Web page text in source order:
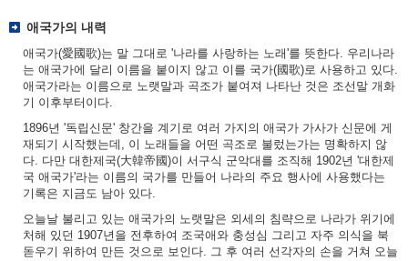
애국가의 내력
애국가(愛國歌)는 말 그대로 '나라를 사랑하는 노래'를 뜻한다. 우리나라
는 애국가에 달리 이름을 붙이지 않고 이를 국가(國歌)로 사용하고 있다.
애국가라는 이름으로 노랫말과 곡조가 붙여져 나타난 것은 조선말 개화
기 이후부터이다.
1896년 '독립신문' 창간을 계기로 여러 가지의 애국가 가사가 신문에 게
재되기 시작했는데, 이 노래들을 어떤 곡조로 불렀는가는 명확하지 않
다. 다만 대한제국(大韓帝國)이 서구식 군악대를 조직해 1902년 '대한제
국 애국가'라는 이름의 국가를 만들어 나라의 주요 행사에 사용했다는
기록은 지금도 남아 있다.
오늘날 불리고 있는 애국가의 노랫말은 외세의 침략으로 나라가 위기에
처해 있던 1907년을 전후하여 조국애와 충성심 그리고 자주 의식을 북
돋우기 위하여 만든 것으로 보인다. 그 후 여러 선각자의 손을 거쳐 오늘